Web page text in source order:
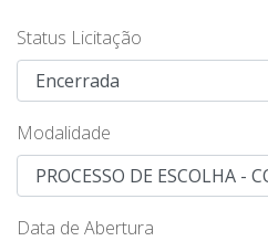
Status Licitação
Modalidade
Data de Abertura